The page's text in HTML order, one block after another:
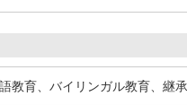
教育、バイリンガル教育、継